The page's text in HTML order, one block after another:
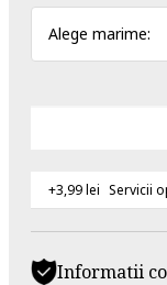
Alege marime:
+3,99 lei Servicii
Informatii